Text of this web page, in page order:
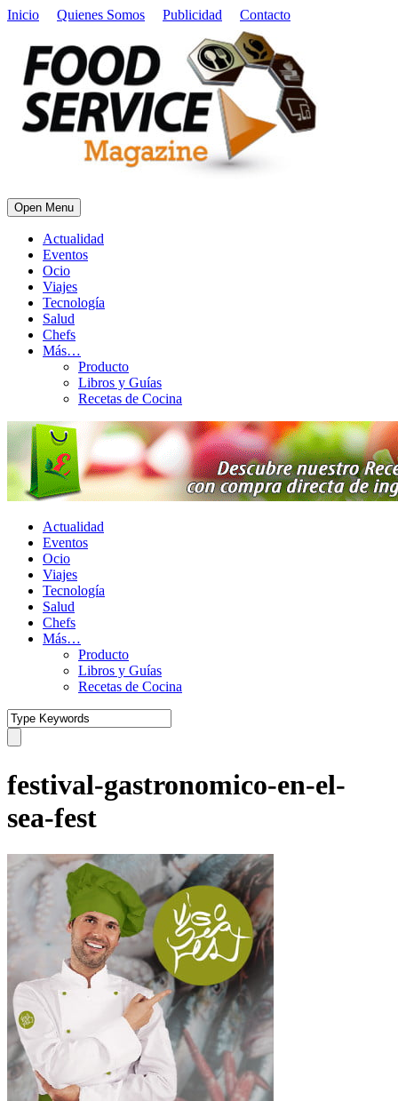
Inicio Quienes Somos Publicidad Contacto
Open Menu
Actualidad
Eventos
Ocio
Viajes
Tecnología
Salud
Chefs
Más…
Producto
Libros y Guías
Recetas de Cocina
Actualidad
Eventos
Ocio
Viajes
Tecnología
Salud
Chefs
Más…
Producto
Libros y Guías
Recetas de Cocina
festival-gastronomico-en-el-
sea-fest